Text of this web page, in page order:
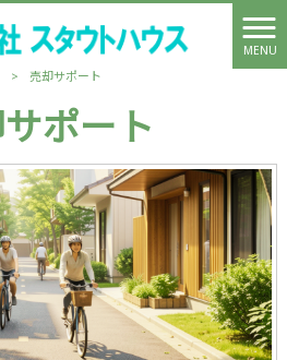
MENU
> 売却サポート
ポート